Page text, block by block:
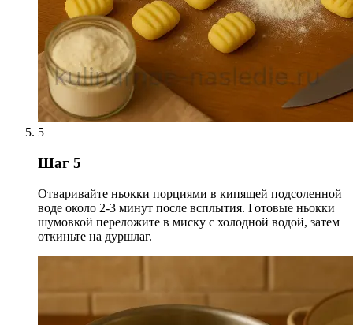
5
Шаг 5
Отваривайте ньокки порциями в кипящей подсоленной
воде около 2-3 минут после всплытия. Готовые ньокки
шумовкой переложите в миску с холодной водой, затем
откиньте на дуршлаг.